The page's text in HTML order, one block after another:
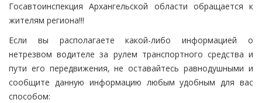
Госавтоинспекция Архангельской области обращается к
жителям региона!!!
Если вы располагаете какой-либо информацией о
нетрезвом водителе за рулем транспортного средства и
пути его передвижения, не оставайтесь равнодушными и
сообщите данную информацию любым удобным для вас
способом: